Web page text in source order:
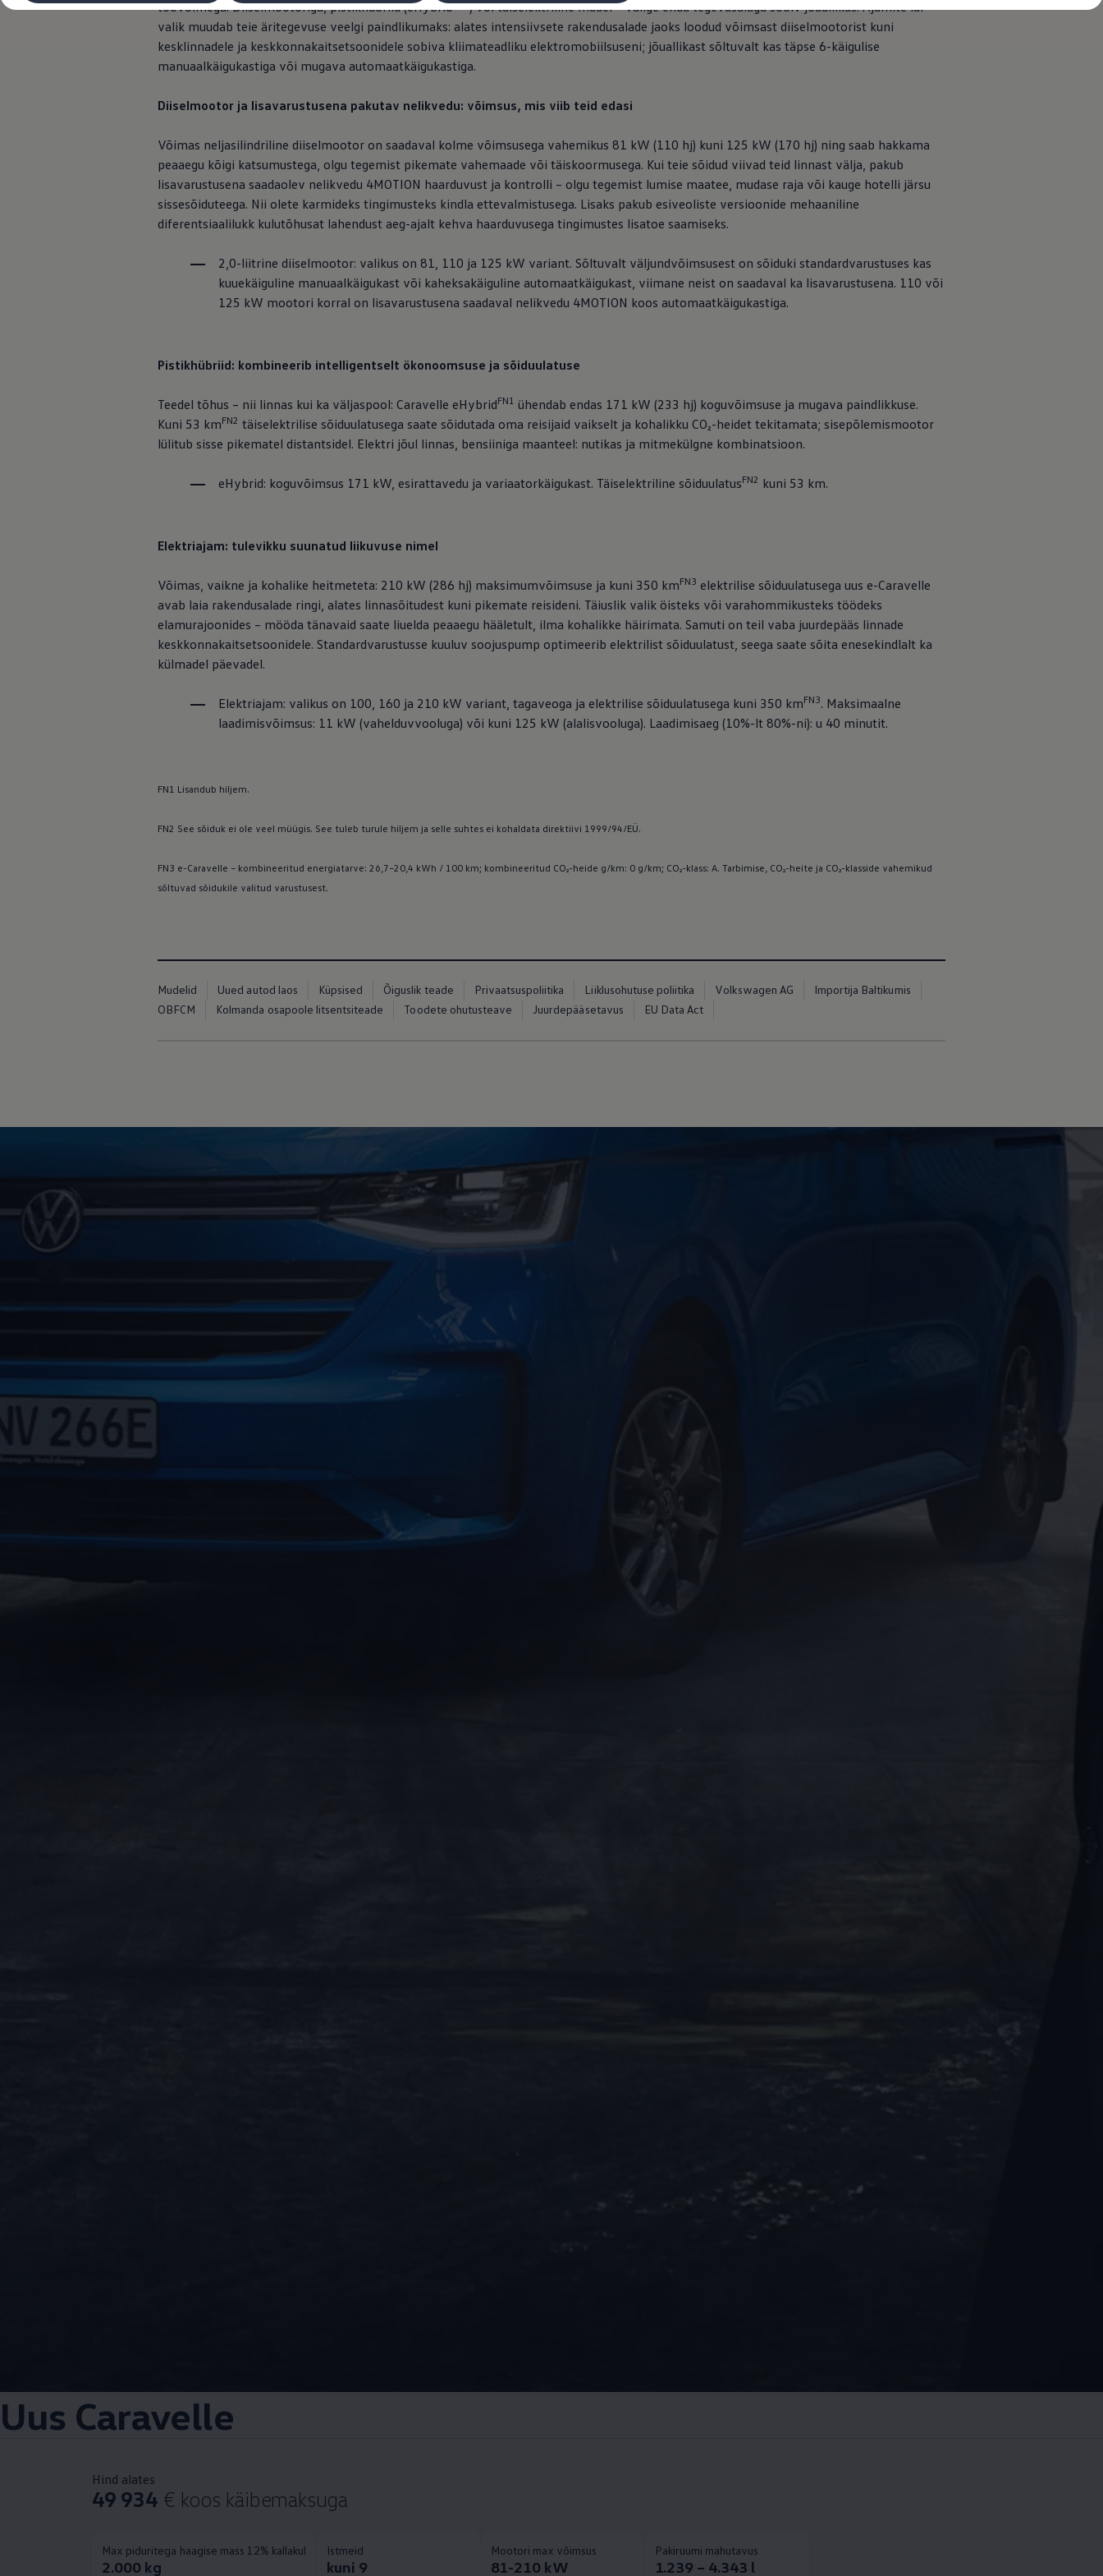
Laadimine ja sõiduulatus
Tehnoloogia ja arendus
Jätkusuutlikkus
Elektrisõidukid töökojas: lõpp õlivahetustele
Kõik teenused
VW Connect teie ID. jaoks.
Remont ja kontroll
Avarii- ja rikkeabi
Volkswageni teenindus
Sise- ja väliskaitse
Meelelahutus ja elektroonika
Ringlussevõtt ja tagastamine
Tagasikutsumiskampaaniad
Teie Volkswageni uusimad tarkvaravärskendused
Teie Volkswageni uusimad tarkvaravärskendused
Digitaalne juhend
Takata turvapadja ohutusalane tagasikutsumine
Uus Caravelle
Hind alates
49 934 € koos käibemaksuga
Max piduritega haagise mass 12% kallakul
2.000 kg
Istmeid
kuni 9
Mootori max võimsus
81-210 kW
Pakiruumi mahutavus
1.239 – 4.343 l
töövõimega. Diiselmootoriga, pistikhübriid (eHybridFN1) või täiselektriline mudel – valige enda tegevusalaga sobiv jõuallikas. Ajamite lai
valik muudab teie äritegevuse veelgi paindlikumaks: alates intensiivsete rakendusalade jaoks loodud võimsast diiselmootorist kuni
kesklinnadele ja keskkonnakaitsetsoonidele sobiva kliimateadliku elektromobiilsuseni; jõuallikast sõltuvalt kas täpse 6-käigulise
manuaalkäigukastiga või mugava automaatkäigukastiga.
Diiselmootor ja lisavarustusena pakutav nelikvedu: võimsus, mis viib teid edasi
Võimas neljasilindriline diiselmootor on saadaval kolme võimsusega vahemikus 81 kW (110 hj) kuni 125 kW (170 hj) ning saab hakkama
peaaegu kõigi katsumustega, olgu tegemist pikemate vahemaade või täiskoormusega. Kui teie sõidud viivad teid linnast välja, pakub
lisavarustusena saadaolev nelikvedu 4MOTION haarduvust ja kontrolli – olgu tegemist lumise maatee, mudase raja või kauge hotelli järsu
sissesõiduteega. Nii olete karmideks tingimusteks kindla ettevalmistusega. Lisaks pakub esiveoliste versioonide mehaaniline
diferentsiaalilukk kulutõhusat lahendust aeg-ajalt kehva haarduvusega tingimustes lisatoe saamiseks.
2,0-liitrine diiselmootor: valikus on 81, 110 ja 125 kW variant. Sõltuvalt väljundvõimsusest on sõiduki standardvarustuses kas
kuuekäiguline manuaalkäigukast või kaheksakäiguline automaatkäigukast, viimane neist on saadaval ka lisavarustusena. 110 või
125 kW mootori korral on lisavarustusena saadaval nelikvedu 4MOTION koos automaatkäigukastiga.
Pistikhübriid: kombineerib intelligentselt ökonoomsuse ja sõiduulatuse
Teedel tõhus – nii linnas kui ka väljaspool: Caravelle eHybridFN1 ühendab endas 171 kW (233 hj) koguvõimsuse ja mugava paindlikkuse.
Kuni 53 kmFN2 täiselektrilise sõiduulatusega saate sõidutada oma reisijaid vaikselt ja kohalikku CO₂-heidet tekitamata; sisepõlemismootor
lülitub sisse pikematel distantsidel. Elektri jõul linnas, bensiiniga maanteel: nutikas ja mitmekülgne kombinatsioon.
eHybrid: koguvõimsus 171 kW, esirattavedu ja variaatorkäigukast. Täiselektriline sõiduulatusFN2 kuni 53 km.
Elektriajam: tulevikku suunatud liikuvuse nimel
Võimas, vaikne ja kohalike heitmeteta: 210 kW (286 hj) maksimumvõimsuse ja kuni 350 kmFN3 elektrilise sõiduulatusega uus e-Caravelle
avab laia rakendusalade ringi, alates linnasõitudest kuni pikemate reisideni. Täiuslik valik öisteks või varahommikusteks töödeks
elamurajoonides – mööda tänavaid saate liuelda peaaegu hääletult, ilma kohalikke häirimata. Samuti on teil vaba juurdepääs linnade
keskkonnakaitsetsoonidele. Standardvarustusse kuuluv soojuspump optimeerib elektrilist sõiduulatust, seega saate sõita enesekindlalt ka
külmadel päevadel.
Elektriajam: valikus on 100, 160 ja 210 kW variant, tagaveoga ja elektrilise sõiduulatusega kuni 350 kmFN3. Maksimaalne
laadimisvõimsus: 11 kW (vahelduvvooluga) või kuni 125 kW (alalisvooluga). Laadimisaeg (10%-lt 80%-ni): u 40 minutit.
FN1 Lisandub hiljem.
FN2 See sõiduk ei ole veel müügis. See tuleb turule hiljem ja selle suhtes ei kohaldata direktiivi 1999/94/EÜ.
FN3 e-Caravelle – kombineeritud energiatarve: 26,7–20,4 kWh / 100 km; kombineeritud CO₂-heide g/km: 0 g/km; CO₂-klass: A. Tarbimise, CO₂-heite ja CO₂-klasside vahemikud
sõltuvad sõidukile valitud varustusest.
Mudelid Uued autod laos Küpsised Õiguslik teade Privaatsuspoliitika Liiklusohutuse poliitika Volkswagen AG
Importija Baltikumis
OBFCM
Kolmanda osapoole litsentsiteade Toodete ohutusteave Juurdepääsetavus EU Data Act